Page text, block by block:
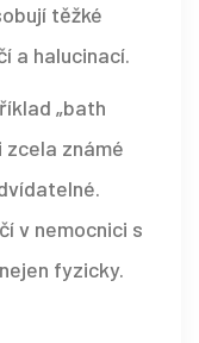
těžké
a halucinací.
„bath
zcela známé
v nemocnici s
fyzicky.